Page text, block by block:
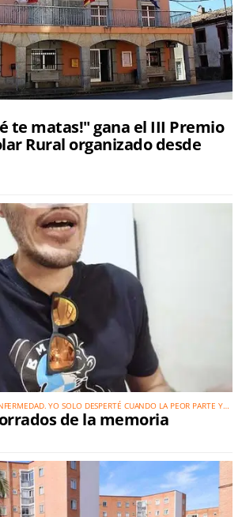
te matas!" gana el III Premio
Rural organizado desde
YO SOLO DESPERTÉ CUANDO LA PEOR PARTE YA
de la memoria